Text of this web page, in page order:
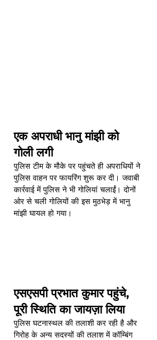
एक अपराधी भानु मांझी को
गोली लगी
पुलिस टीम के मौके पर पहुंचते ही अपराधियों ने
पुलिस वाहन पर फायरिंग शुरू कर दी। जवाबी
कार्रवाई में पुलिस ने भी गोलियां चलाईं। दोनों
ओर से चली गोलियों की इस मुठभेड़ में भानु
मांझी घायल हो गया।
एसएसपी प्रभात कुमार पहुंचे,
पूरी स्थिति का जायज़ा लिया
पुलिस घटनास्थल की तलाशी कर रही है और
गिरोह के अन्य सदस्यों की तलाश में कॉम्बिंग